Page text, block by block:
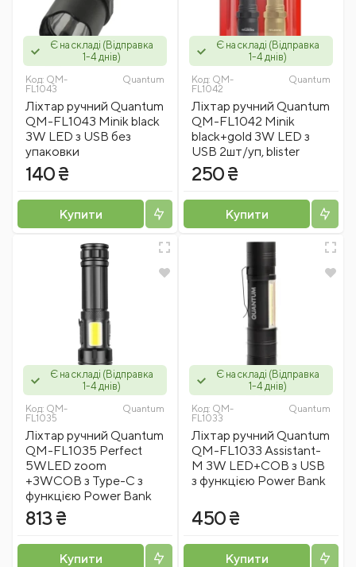
Є на складі (Відправка
1-4 днів)
Код: QM-
FL1043
Quantum
Ліхтар ручний Quantum
QM-FL1043 Minik black
3W LED з USB без
упаковки
140 ₴
Купити
Є на складі (Відправка
1-4 днів)
Код: QM-
FL1042
Quantum
Ліхтар ручний Quantum
QM-FL1042 Minik
black+gold 3W LED з
USB 2шт/уп, blister
250 ₴
Купити
Є на складі (Відправка
1-4 днів)
Код: QM-
FL1035
Quantum
Ліхтар ручний Quantum
QM-FL1035 Perfect
5WLED zoom
+3WCOB з Type-C з
функцією Power Bank
813 ₴
Купити
Є на складі (Відправка
1-4 днів)
Код: QM-
FL1033
Quantum
Ліхтар ручний Quantum
QM-FL1033 Assistant-
M 3W LED+COB з USB
з функцією Power Bank
450 ₴
Купити